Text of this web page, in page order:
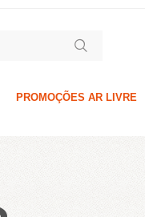
PROMOÇÕES AR LIVRE